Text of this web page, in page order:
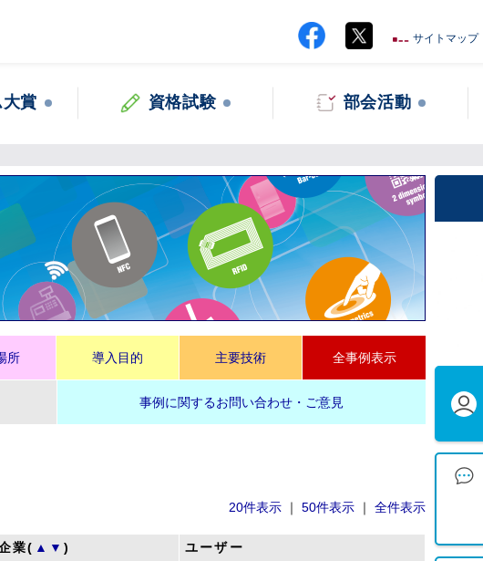
サイトマップ
賞 資格試験 部会活動
所 導入目的 主要技術 全事例表示
事例に関するお問い合わせ・ご意見
20件表示 ｜ 50件表示 ｜ 全件表示
業( ▲ ▼)
ユーザー